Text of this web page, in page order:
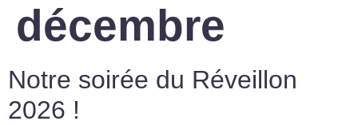
décembre
Notre soirée du Réveillon
2026 !